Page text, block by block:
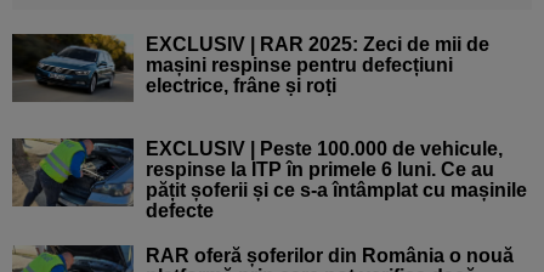
EXCLUSIV | RAR 2025: Zeci de mii de
mașini respinse pentru defecțiuni
electrice, frâne și roți
EXCLUSIV | Peste 100.000 de vehicule,
respinse la ITP în primele 6 luni. Ce au
pățit șoferii și ce s-a întâmplat cu mașinile
defecte
RAR oferă șoferilor din România o nouă